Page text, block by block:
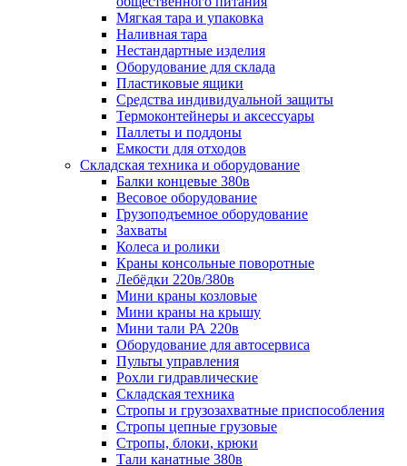
Мягкая тара и упаковка
Наливная тара
Нестандартные изделия
Оборудование для склада
Пластиковые ящики
Средства индивидуальной защиты
Термоконтейнеры и аксессуары
Паллеты и поддоны
Емкости для отходов
Складская техника и оборудование
Балки концевые 380в
Весовое оборудование
Грузоподъемное оборудование
Захваты
Колеса и ролики
Краны консольные поворотные
Лебёдки 220в/380в
Мини краны козловые
Мини краны на крышу
Мини тали РА 220в
Оборудование для автосервиса
Пульты управления
Рохли гидравлические
Складская техника
Стропы и грузозахватные приспособления
Стропы цепные грузовые
Стропы, блоки, крюки
Тали канатные 380в